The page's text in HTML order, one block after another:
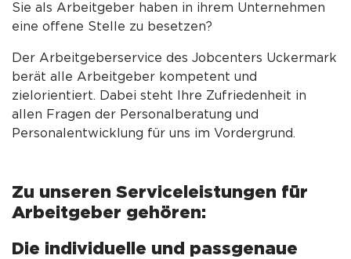
Sie als Arbeitgeber haben in ihrem Unternehmen
eine offene Stelle zu besetzen?
Der Arbeitgeberservice des Jobcenters Uckermark
berät alle Arbeitgeber kompetent und
zielorientiert. Dabei steht Ihre Zufriedenheit in
allen Fragen der Personalberatung und
Personalentwicklung für uns im Vordergrund.
Zu unseren Serviceleistungen für
Arbeitgeber gehören:
Die individuelle und passgenaue